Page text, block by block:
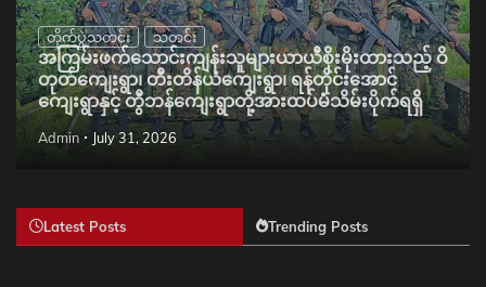
တိုက်ပွဲသတင်း သတင်း
အကြမ်းဖက်သောင်းကျန်းသူများယာယီစိုးမိုးထားသည့် ဝိ
တုတ်ကျေးရွာ၊ တီးတိန်ယံကျေးရွာ၊ ရန်တိုင်းအောင်
ကျေးရွာနှင့် တွီဘန်ကျေးရွာတို့အားထပ်မံသိမ်းပိုက်ရရှိ
Admin July 31, 2026
Latest Posts Trending Posts